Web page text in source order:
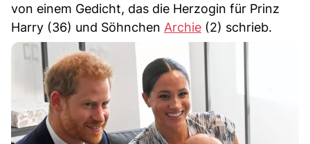
von einem Gedicht, das die Herzogin für Prinz
Harry (36) und Söhnchen Archie (2) schrieb.